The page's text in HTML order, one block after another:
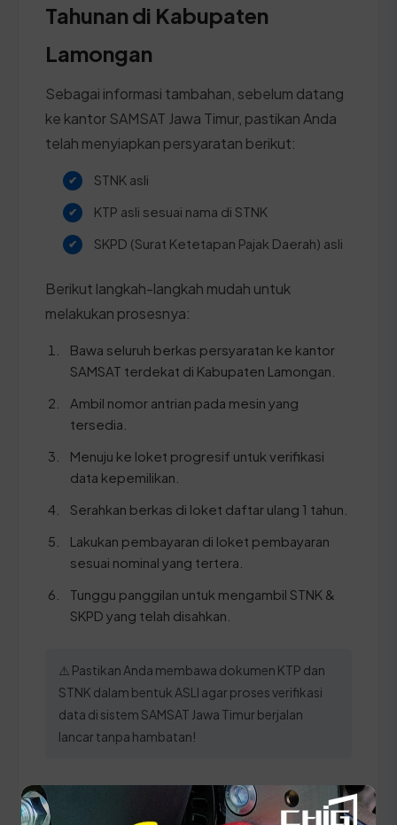
Tahunan di Kabupaten
Lamongan
Sebagai informasi tambahan, sebelum datang
ke kantor SAMSAT Jawa Timur, pastikan Anda
telah menyiapkan persyaratan berikut:
STNK asli
KTP asli sesuai nama di STNK
SKPD (Surat Ketetapan Pajak Daerah) asli
Berikut langkah-langkah mudah untuk
melakukan prosesnya:
Bawa seluruh berkas persyaratan ke kantor
SAMSAT terdekat di Kabupaten Lamongan.
Ambil nomor antrian pada mesin yang
tersedia.
Menuju ke loket progresif untuk verifikasi
data kepemilikan.
Serahkan berkas di loket daftar ulang 1 tahun.
Lakukan pembayaran di loket pembayaran
sesuai nominal yang tertera.
Tunggu panggilan untuk mengambil STNK &
SKPD yang telah disahkan.
⚠️ Pastikan Anda membawa dokumen KTP dan
STNK dalam bentuk ASLI agar proses verifikasi
data di sistem SAMSAT Jawa Timur berjalan
lancar tanpa hambatan!
Panduan Pajak 5 Tahunan